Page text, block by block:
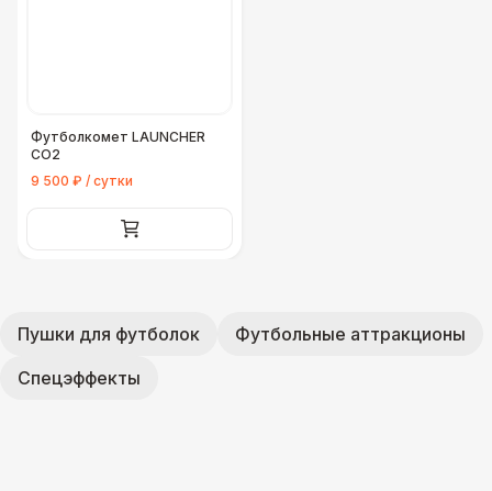
Футболкомет LAUNCHER
СО2
9 500 ₽ / сутки
Пушки для футболок
Футбольные аттракционы
Спецэффекты